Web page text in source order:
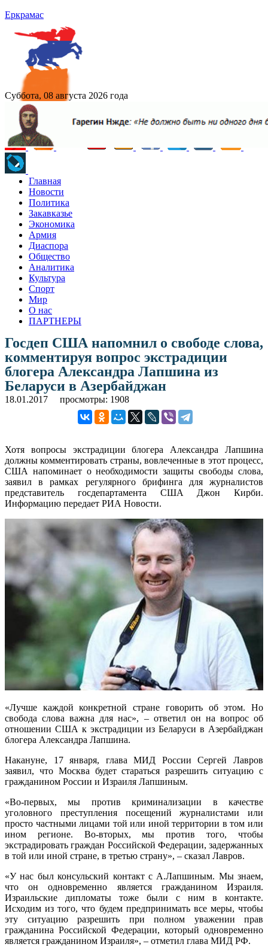
Еркрамас
Суббота, 08 августа 2026 года
Главная
Новости
Политика
Закавказье
Экономика
Армия
Диаспора
Общество
Аналитика
Культура
Спорт
Мир
О нас
ПАРТНЕРЫ
Госдеп США напомнил о свободе слова,
комментируя вопрос экстрадиции
блогера Александра Лапшина из
Беларуси в Азербайджан
18.01.2017 просмотры: 1908
Хотя вопросы экстрадиции блогера Александра Лапшина
должны комментировать страны, вовлеченные в этот процесс,
США напоминает о необходимости защиты свободы слова,
заявил в рамках регулярного брифинга для журналистов
представитель госдепартамента США Джон Кирби.
Информацию передает РИА Новости.
«Лучше каждой конкретной стране говорить об этом. Но
свобода слова важна для нас», – ответил он на вопрос об
отношении США к экстрадиции из Беларуси в Азербайджан
блогера Александра Лапшина.
Накануне, 17 января, глава МИД России Сергей Лавров
заявил, что Москва будет стараться разрешить ситуацию с
гражданином России и Израиля Лапшиным.
«Во-первых, мы против криминализации в качестве
уголовного преступления посещений журналистами или
просто частными лицами той или иной территории в том или
ином регионе. Во-вторых, мы против того, чтобы
экстрадировать граждан Российской Федерации, задержанных
в той или иной стране, в третью страну», – сказал Лавров.
«У нас был консульский контакт с А.Лапшиным. Мы знаем,
что он одновременно является гражданином Израиля.
Израильские дипломаты тоже были с ним в контакте.
Исходим из того, что будем предпринимать все меры, чтобы
эту ситуацию разрешить при полном уважении прав
гражданина Российской Федерации, который одновременно
является гражданином Израиля», – отметил глава МИД РФ.